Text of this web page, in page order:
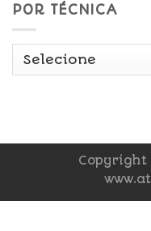
POR TÉCNICA
Copyright